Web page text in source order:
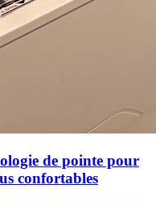
de pointe pour
confortables